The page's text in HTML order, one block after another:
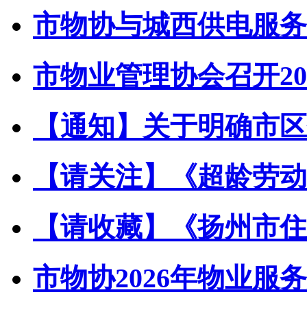
市物协与城西供电服
市物业管理协会召开
【通知】关于明确市
【请关注】《超龄劳
【请收藏】《扬州市
市物协2026年物业服